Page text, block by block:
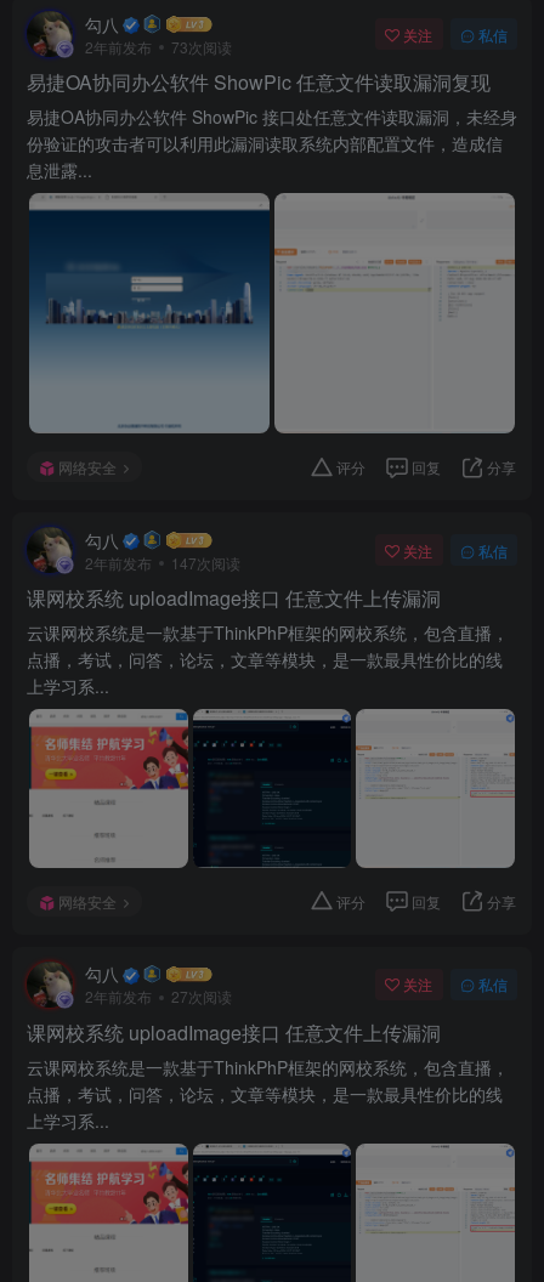
勾八
2年前发布 73次阅读
关注 私信
易捷OA协同办公软件 ShowPic 任意文件读取漏洞复现
易捷OA协同办公软件 ShowPic 接口处任意文件读取漏洞，未经身
份验证的攻击者可以利用此漏洞读取系统内部配置文件，造成信
息泄露...
网络安全 评分 回复 分享
勾八
2年前发布 147次阅读
关注 私信
课网校系统 uploadImage接口 任意文件上传漏洞
云课网校系统是一款基于ThinkPhP框架的网校系统，包含直播，
点播，考试，问答，论坛，文章等模块，是一款最具性价比的线
上学习系...
网络安全 评分 回复 分享
勾八
2年前发布 27次阅读
关注 私信
课网校系统 uploadImage接口 任意文件上传漏洞
云课网校系统是一款基于ThinkPhP框架的网校系统，包含直播，
点播，考试，问答，论坛，文章等模块，是一款最具性价比的线
上学习系...